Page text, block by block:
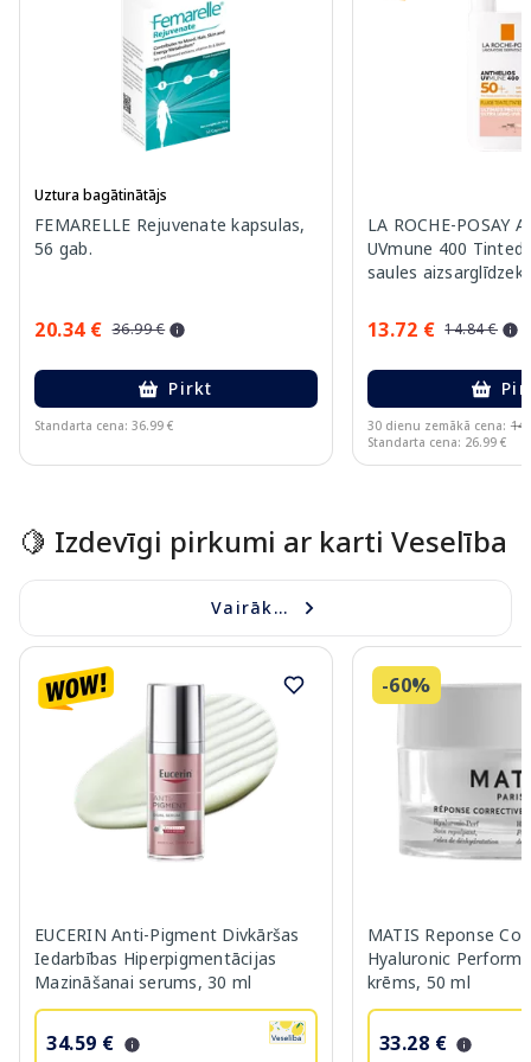
Uztura bagātinātājs
FEMARELLE Rejuvenate kapsulas,
56 gab.
20.34 € 36.99 €
Pirkt
Standarta cena: 36.99 €
LA ROCHE-POSAY
UVmune 400 Tinted
saules
13.72 € 14.84 €
30 dienu zemākā cena:
Standarta cena: 26.99 €
🍋 Izdevīgi pirkumi ar karti Veselība
Vairāk...
EUCERIN Anti-Pigment Divkāršas
Iedarbības Hiperpigmentācijas
Mazināšanai serums, 30 ml
34.59 €
-60%
MATIS Reponse
Hyaluronic
krēms, 50 ml
33.28 €